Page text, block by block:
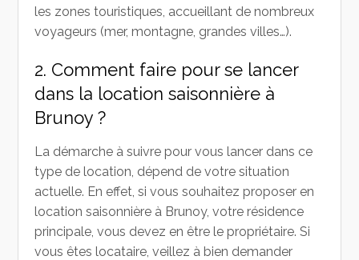
les zones touristiques, accueillant de nombreux
voyageurs (mer, montagne, grandes villes…).
2. Comment faire pour se lancer
dans la location saisonnière à
Brunoy ?
La démarche à suivre pour vous lancer dans ce
type de location, dépend de votre situation
actuelle. En effet, si vous souhaitez proposer en
location saisonnière à Brunoy, votre résidence
principale, vous devez en être le propriétaire. Si
vous êtes locataire, veillez à bien demander